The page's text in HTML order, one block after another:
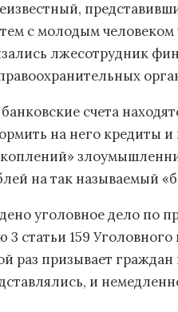
с молодым человеком
лжесотрудник
счета
на него кредиты и
на так называемый
уголовное дело по
статьи 159
раз призывает граждан
и